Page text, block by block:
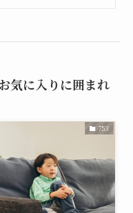
気に入りに囲まれ
753